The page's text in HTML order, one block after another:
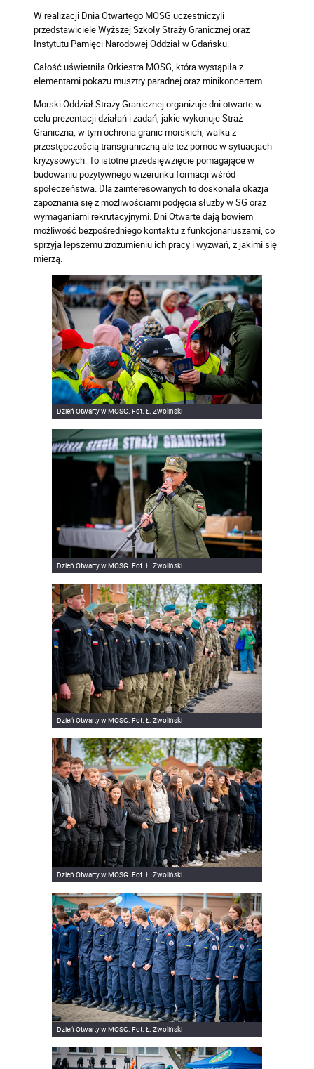
W realizacji Dnia Otwartego MOSG uczestniczyli
przedstawiciele Wyższej Szkoły Straży Granicznej oraz
Instytutu Pamięci Narodowej Oddział w Gdańsku.
Całość uświetniła Orkiestra MOSG, która wystąpiła z
elementami pokazu musztry paradnej oraz minikoncertem.
Morski Oddział Straży Granicznej organizuje dni otwarte w
celu prezentacji działań i zadań, jakie wykonuje Straż
Graniczna, w tym ochrona granic morskich, walka z
przestępczością transgraniczną ale też pomoc w sytuacjach
kryzysowych. To istotne przedsięwzięcie pomagające w
budowaniu pozytywnego wizerunku formacji wśród
społeczeństwa. Dla zainteresowanych to doskonała okazja
zapoznania się z możliwościami podjęcia służby w SG oraz
wymaganiami rekrutacyjnymi. Dni Otwarte dają bowiem
możliwość bezpośredniego kontaktu z funkcjonariuszami, co
sprzyja lepszemu zrozumieniu ich pracy i wyzwań, z jakimi się
mierzą.
Dzień Otwarty w MOSG. Fot. Ł. Zwoliński
Dzień Otwarty w MOSG. Fot. Ł. Zwoliński
Dzień Otwarty w MOSG. Fot. Ł. Zwoliński
Dzień Otwarty w MOSG. Fot. Ł. Zwoliński
Dzień Otwarty w MOSG. Fot. Ł. Zwoliński